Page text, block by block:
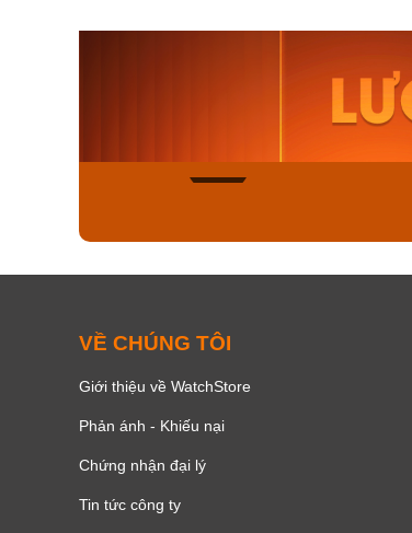
VỀ CHÚNG TÔI
Giới thiệu về WatchStore
Phản ánh - Khiếu nại
Chứng nhận đại lý
Tin tức công ty